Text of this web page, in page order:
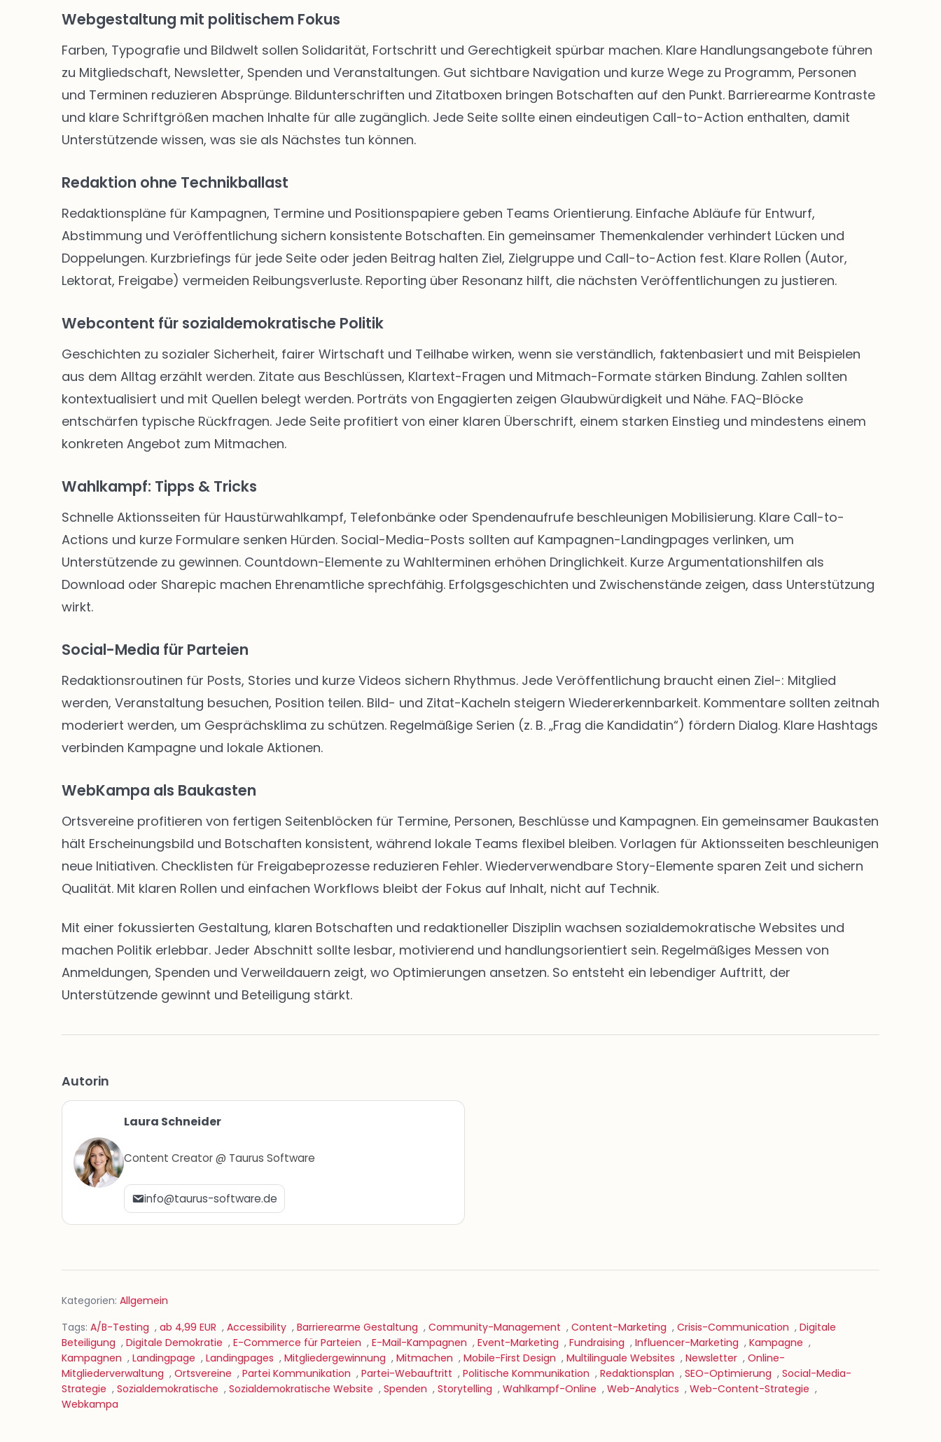
Webgestaltung mit politischem Fokus
Farben, Typografie und Bildwelt sollen Solidarität, Fortschritt und Gerechtigkeit spürbar machen. Klare Handlungsangebote führen
zu Mitgliedschaft, Newsletter, Spenden und Veranstaltungen. Gut sichtbare Navigation und kurze Wege zu Programm, Personen
und Terminen reduzieren Absprünge. Bildunterschriften und Zitatboxen bringen Botschaften auf den Punkt. Barrierearme Kontraste
und klare Schriftgrößen machen Inhalte für alle zugänglich. Jede Seite sollte einen eindeutigen Call-to-Action enthalten, damit
Unterstützende wissen, was sie als Nächstes tun können.
Redaktion ohne Technikballast
Redaktionspläne für Kampagnen, Termine und Positionspapiere geben Teams Orientierung. Einfache Abläufe für Entwurf,
Abstimmung und Veröffentlichung sichern konsistente Botschaften. Ein gemeinsamer Themenkalender verhindert Lücken und
Doppelungen. Kurzbriefings für jede Seite oder jeden Beitrag halten Ziel, Zielgruppe und Call-to-Action fest. Klare Rollen (Autor,
Lektorat, Freigabe) vermeiden Reibungsverluste. Reporting über Resonanz hilft, die nächsten Veröffentlichungen zu justieren.
Webcontent für sozialdemokratische Politik
Geschichten zu sozialer Sicherheit, fairer Wirtschaft und Teilhabe wirken, wenn sie verständlich, faktenbasiert und mit Beispielen
aus dem Alltag erzählt werden. Zitate aus Beschlüssen, Klartext-Fragen und Mitmach-Formate stärken Bindung. Zahlen sollten
kontextualisiert und mit Quellen belegt werden. Porträts von Engagierten zeigen Glaubwürdigkeit und Nähe. FAQ-Blöcke
entschärfen typische Rückfragen. Jede Seite profitiert von einer klaren Überschrift, einem starken Einstieg und mindestens einem
konkreten Angebot zum Mitmachen.
Wahlkampf: Tipps & Tricks
Schnelle Aktionsseiten für Haustürwahlkampf, Telefonbänke oder Spendenaufrufe beschleunigen Mobilisierung. Klare Call-to-
Actions und kurze Formulare senken Hürden. Social-Media-Posts sollten auf Kampagnen-Landingpages verlinken, um
Unterstützende zu gewinnen. Countdown-Elemente zu Wahlterminen erhöhen Dringlichkeit. Kurze Argumentationshilfen als
Download oder Sharepic machen Ehrenamtliche sprechfähig. Erfolgsgeschichten und Zwischenstände zeigen, dass Unterstützung
wirkt.
Social-Media für Parteien
Redaktionsroutinen für Posts, Stories und kurze Videos sichern Rhythmus. Jede Veröffentlichung braucht einen Ziel-: Mitglied
werden, Veranstaltung besuchen, Position teilen. Bild- und Zitat-Kacheln steigern Wiedererkennbarkeit. Kommentare sollten zeitnah
moderiert werden, um Gesprächsklima zu schützen. Regelmäßige Serien (z. B. „Frag die Kandidatin“) fördern Dialog. Klare Hashtags
verbinden Kampagne und lokale Aktionen.
WebKampa als Baukasten
Ortsvereine profitieren von fertigen Seitenblöcken für Termine, Personen, Beschlüsse und Kampagnen. Ein gemeinsamer Baukasten
hält Erscheinungsbild und Botschaften konsistent, während lokale Teams flexibel bleiben. Vorlagen für Aktionsseiten beschleunigen
neue Initiativen. Checklisten für Freigabeprozesse reduzieren Fehler. Wiederverwendbare Story-Elemente sparen Zeit und sichern
Qualität. Mit klaren Rollen und einfachen Workflows bleibt der Fokus auf Inhalt, nicht auf Technik.
Mit einer fokussierten Gestaltung, klaren Botschaften und redaktioneller Disziplin wachsen sozialdemokratische Websites und
machen Politik erlebbar. Jeder Abschnitt sollte lesbar, motivierend und handlungsorientiert sein. Regelmäßiges Messen von
Anmeldungen, Spenden und Verweildauern zeigt, wo Optimierungen ansetzen. So entsteht ein lebendiger Auftritt, der
Unterstützende gewinnt und Beteiligung stärkt.
Autorin
Laura Schneider
Content Creator @ Taurus Software
info@taurus-software.de
Kategorien: Allgemein
Tags: A/B-Testing , ab 4,99 EUR , Accessibility , Barrierearme Gestaltung , Community-Management , Content-Marketing , Crisis-Communication , Digitale
Beteiligung , Digitale Demokratie , E-Commerce für Parteien , E-Mail-Kampagnen , Event-Marketing , Fundraising , Influencer-Marketing , Kampagne ,
Kampagnen , Landingpage , Landingpages , Mitgliedergewinnung , Mitmachen , Mobile-First Design , Multilinguale Websites , Newsletter , Online-
Mitgliederverwaltung , Ortsvereine , Partei Kommunikation , Partei-Webauftritt , Politische Kommunikation , Redaktionsplan , SEO-Optimierung , Social-Media-
Strategie , Sozialdemokratische , Sozialdemokratische Website , Spenden , Storytelling , Wahlkampf-Online , Web-Analytics , Web-Content-Strategie ,
Webkampa